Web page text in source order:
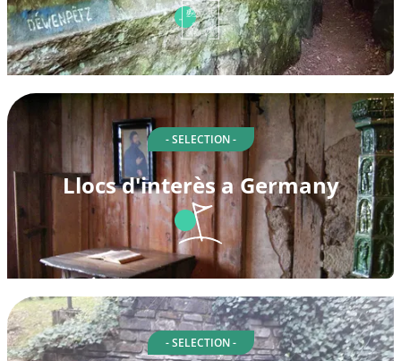
- SELECTION -
Llocs d'interès a Germany
- SELECTION -